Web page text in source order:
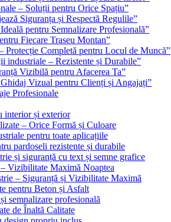
– Soluții pentru Orice Spațiu”
Siguranța și Respectă Regulile”
pentru Semnalizare Profesională”
Fiecare Traseu Montan”
Protecție Completă pentru Locul de Muncă”
industriale – Rezistente și Durabile”
Vizibilă pentru Afacerea Ta”
Vizual pentru Clienți și Angajați”
Profesionale
interior și exterior
– Orice Formă și Culoare
pentru toate aplicațiile
pardoseli rezistente și durabile
și siguranță cu text și semne grafice
Vizibilitate Maximă Noaptea
– Siguranță și Vizibilitate Maximă
pentru Beton și Asfalt
semnalizare profesională
de Înaltă Calitate